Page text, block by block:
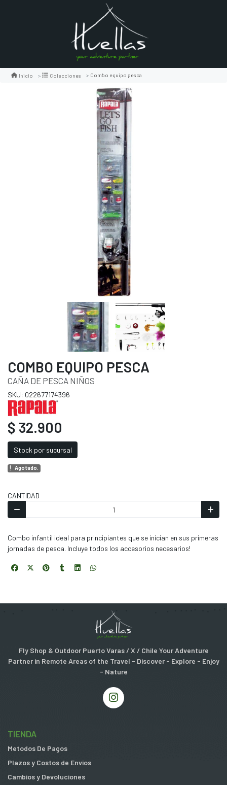
Inicio Colecciones Combo equipo pesca
COMBO EQUIPO PESCA
CAÑA DE PESCA NIÑOS
SKU: 022677174396
$ 32.900
Stock por sucursal
Agotado.
CANTIDAD
Combo infantil ideal para principiantes que se inician en sus primeras
jornadas de pesca. Incluye todos los accesorios necesarios!
Fly Shop & Outdoor Puerto Varas / X / Chile Your Adventure
Partner in Remote Areas of the Travel - Discover - Explore - Enjoy
- Nature
TIENDA
Metodos De Pagos
Plazos y Costos de Envios
Cambios y Devoluciones